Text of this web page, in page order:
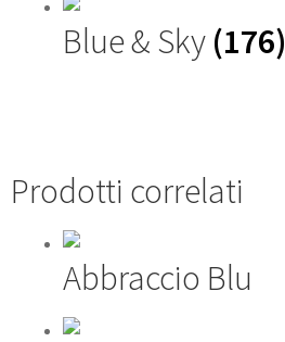
Blue & Sky (176)
Prodotti correlati
Abbraccio Blu